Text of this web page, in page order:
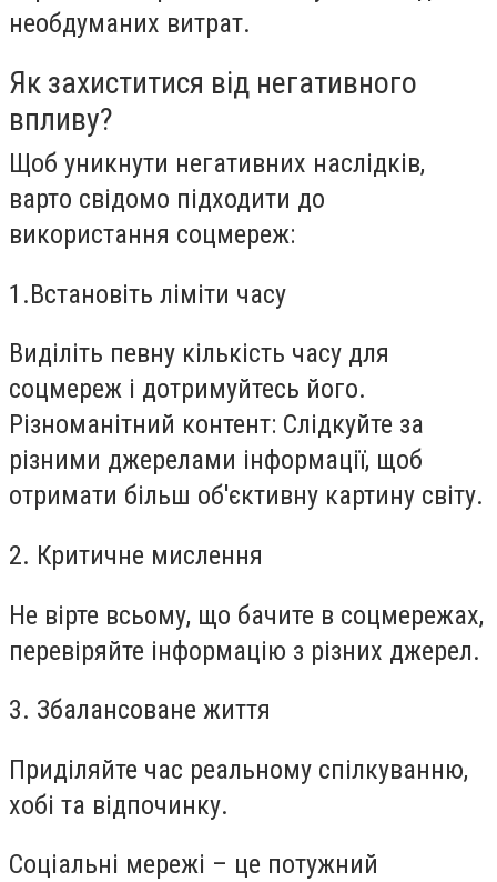
необдуманих витрат.
Як захиститися від негативного
впливу?
Щоб уникнути негативних наслідків,
варто свідомо підходити до
використання соцмереж:
1.Встановіть ліміти часу
Виділіть певну кількість часу для
соцмереж і дотримуйтесь його.
Різноманітний контент: Слідкуйте за
різними джерелами інформації, щоб
отримати більш об'єктивну картину світу.
2. Критичне мислення
Не вірте всьому, що бачите в соцмережах,
перевіряйте інформацію з різних джерел.
3. Збалансоване життя
Приділяйте час реальному спілкуванню,
хобі та відпочинку.
Соціальні мережі – це потужний